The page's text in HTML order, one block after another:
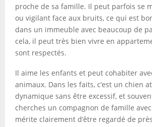
proche de sa famille. Il peut parfois se
ou vigilant face aux bruits, ce qui est
dans un immeuble avec beaucoup de
cela, il peut très bien vivre en
sont respectés.
Il aime les enfants et peut cohabiter
animaux. Dans les faits, c’est un chien
dynamique sans être excessif, et
cherches un compagnon de famille
mérite clairement d’être regardé de